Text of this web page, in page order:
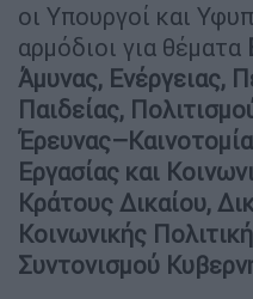
οι Υπουργοί και
αρμόδιοι για θέματα
Άμυνας, Ενέργειας,
Παιδείας,
Εργασίας και
Κράτους Δικαίου,
Κοινωνικής
Συντονισμού